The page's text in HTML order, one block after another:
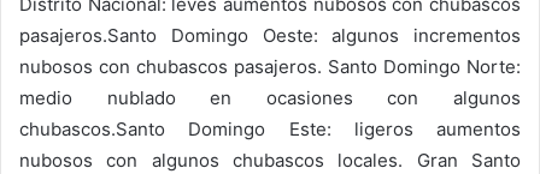
pasajeros.Santo Domingo Oeste: algunos incrementos
nubosos con chubascos pasajeros. Santo Domingo Norte:
medio nublado en ocasiones con algunos
chubascos.Santo Domingo Este: ligeros aumentos
nubosos con algunos chubascos locales. Gran Santo